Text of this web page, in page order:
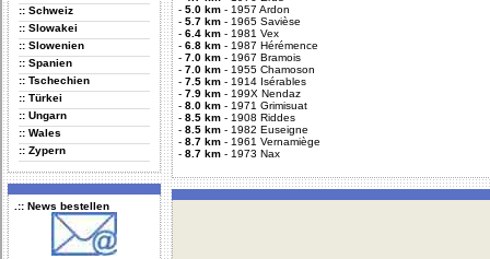
:: Schweiz
:: Slowakei
:: Slowenien
:: Spanien
:: Tschechien
:: Türkei
:: Ungarn
:: Wales
:: Zypern
.:: News bestellen
- 5.0 km - 1957 Ardon
- 5.7 km - 1965 Savièse
- 6.4 km - 1981 Vex
- 6.8 km - 1987 Hérémence
- 7.0 km - 1967 Bramois
- 7.0 km - 1955 Chamoson
- 7.5 km - 1914 Isérables
- 7.9 km - 199X Nendaz
- 8.0 km - 1971 Grimisuat
- 8.5 km - 1908 Riddes
- 8.5 km - 1982 Euseigne
- 8.7 km - 1961 Vernamiège
- 8.7 km - 1973 Nax